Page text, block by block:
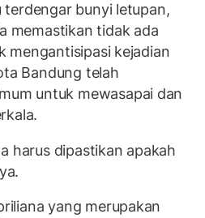
terdengar bunyi letupan,
memastikan tidak ada
mengantisipasi kejadian
Bandung telah
untuk mewasapai dan
harus dipastikan apakah
yang merupakan